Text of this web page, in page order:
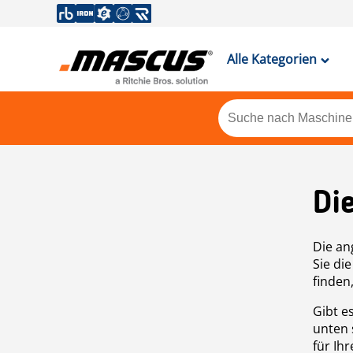
Alle Kategorien
Die
Sie
Gibt
unten
für